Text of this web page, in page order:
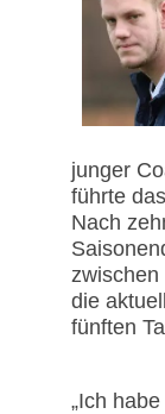
junger
führte
Nach
zwischen
die
fünften
„Ich